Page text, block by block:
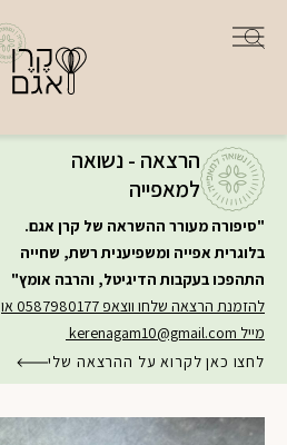
הרצאה - נשואה
למאפייה
"סיפורה מעורר ההשראה של קרן אגם.
בלוגרית אפייה ומשפיענית רשת, שחייה
התהפכו בעקבות הדיגיטל, והרבה אומץ"
להזמנת הרצאה שלחו ווצאפ 0587980177 או
מייל kerenagam10@gmail.com
לחצו כאן לקרוא על ההרצאה שלי